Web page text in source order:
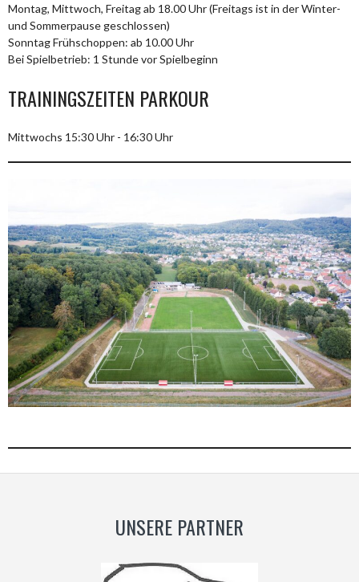
Montag, Mittwoch, Freitag ab 18.00 Uhr (Freitags ist in der Winter-
und Sommerpause geschlossen)
Sonntag Frühschoppen: ab 10.00 Uhr
Bei Spielbetrieb: 1 Stunde vor Spielbeginn
TRAININGSZEITEN PARKOUR
Mittwochs 15:30 Uhr - 16:30 Uhr
UNSERE PARTNER